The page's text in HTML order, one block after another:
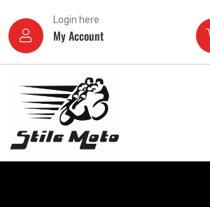
Login here
My Account